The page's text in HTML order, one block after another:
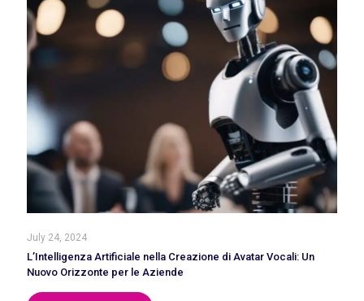
July 24, 2024
L’Intelligenza Artificiale nella Creazione di Avatar Vocali: Un
Nuovo Orizzonte per le Aziende